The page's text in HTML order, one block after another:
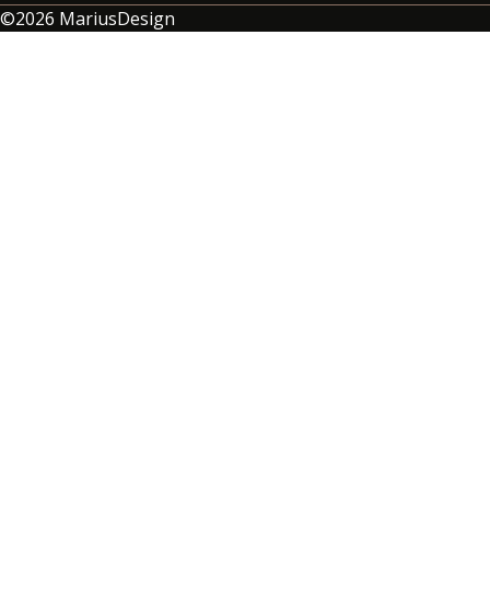
©2026 MariusDesign